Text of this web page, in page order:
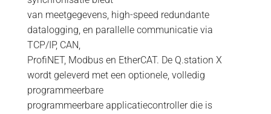
van meetgegevens, high-speed redundante
datalogging, en parallelle communicatie via
TCP/IP, CAN,
ProfiNET, Modbus en EtherCAT. De Q.station X
wordt geleverd met een optionele, volledig
programmeerbare
programmeerbare applicatiecontroller die is